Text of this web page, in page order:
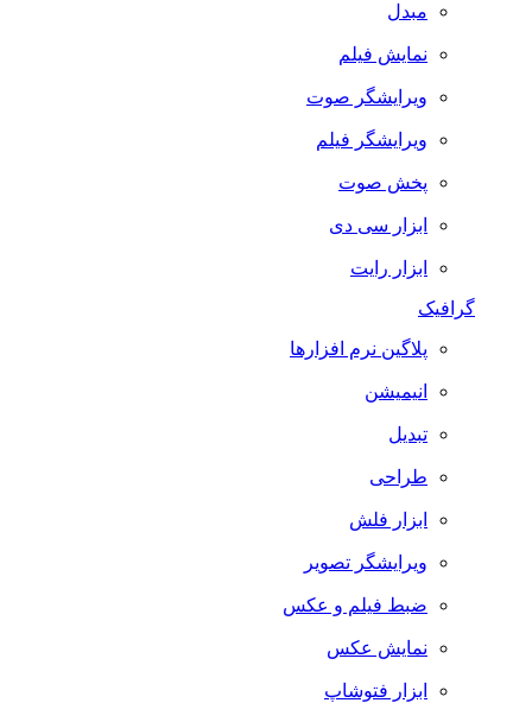
مبدل
نمایش فیلم
ویرایشگر صوت
ویرایشگر فیلم
پخش صوت
ابزار سی دی
ابزار رایت
گرافیک
پلاگین نرم افزارها
انیمیشن
تبدیل
طراحی
ابزار فلش
ویرایشگر تصویر
ضبط فيلم و عكس
نمایش عکس
ابزار فتوشاپ